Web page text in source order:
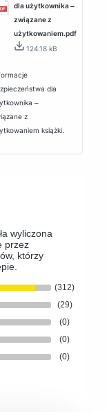
dla użytkownika ‒
związane z
użytkowaniem.pdf
124.18 kB
dla
‒
z
książki.
wyliczona
przez
którzy
(312)
(29)
(0)
(0)
(0)